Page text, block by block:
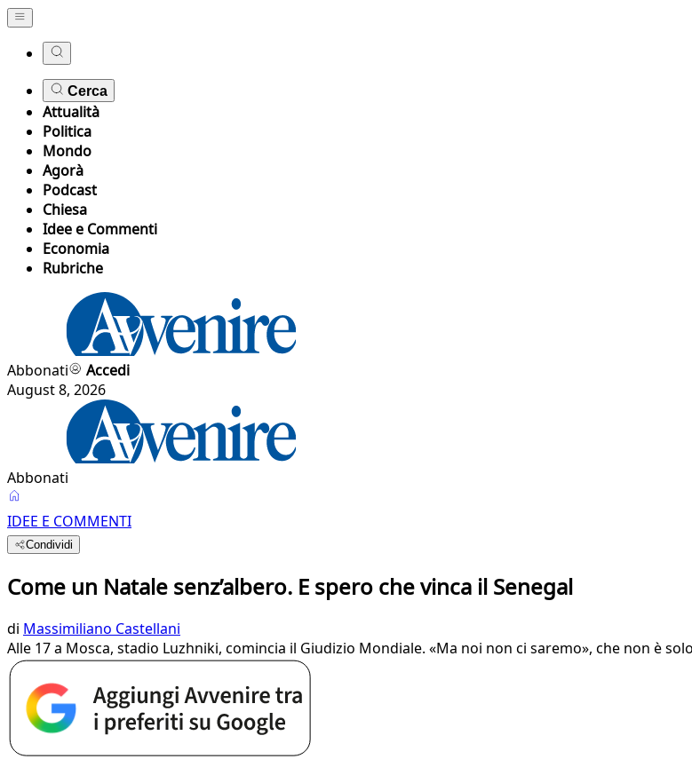
Cerca
Attualità
Politica
Mondo
Agorà
Podcast
Chiesa
Idee e Commenti
Economia
Rubriche
Abbonati
Accedi
August 8, 2026
Abbonati
IDEE E COMMENTI
Condividi
Come un Natale senz’albero. E spero che vinca il Senegal
di Massimiliano Castellani
Alle 17 a Mosca, stadio Luzhniki, comincia il Giudizio Mondiale. «Ma noi non ci saremo», che non è